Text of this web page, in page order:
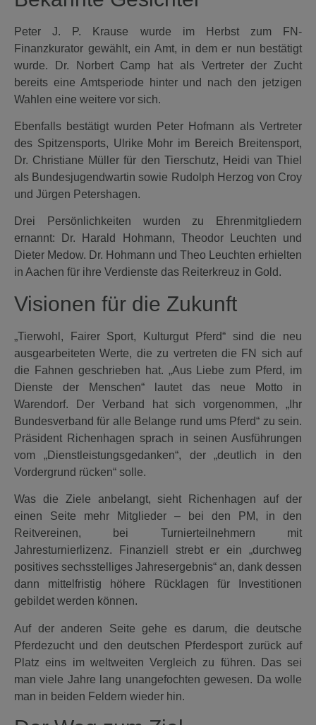
Peter J. P. Krause wurde im Herbst zum FN-
Finanzkurator gewählt, ein Amt, in dem er nun bestätigt
wurde. Dr. Norbert Camp hat als Vertreter der Zucht
bereits eine Amtsperiode hinter und nach den jetzigen
Wahlen eine weitere vor sich.
Ebenfalls bestätigt wurden Peter Hofmann als Vertreter
des Spitzensports, Ulrike Mohr im Bereich Breitensport,
Dr. Christiane Müller für den Tierschutz, Heidi van Thiel
als Bundesjugendwartin sowie Rudolph Herzog von Croy
und Jürgen Petershagen.
Drei Persönlichkeiten wurden zu Ehrenmitgliedern
ernannt: Dr. Harald Hohmann, Theodor Leuchten und
Dieter Medow. Dr. Hohmann und Theo Leuchten erhielten
in Aachen für ihre Verdienste das Reiterkreuz in Gold.
Visionen für die Zukunft
„Tierwohl, Fairer Sport, Kulturgut Pferd“ sind die neu
ausgearbeiteten Werte, die zu vertreten die FN sich auf
die Fahnen geschrieben hat. „Aus Liebe zum Pferd, im
Dienste der Menschen“ lautet das neue Motto in
Warendorf. Der Verband hat sich vorgenommen, „Ihr
Bundesverband für alle Belange rund ums Pferd“ zu sein.
Präsident Richenhagen sprach in seinen Ausführungen
vom „Dienstleistungsgedanken“, der „deutlich in den
Vordergrund rücken“ solle.
Was die Ziele anbelangt, sieht Richenhagen auf der
einen Seite mehr Mitglieder – bei den PM, in den
Reitvereinen, bei Turnierteilnehmern mit
Jahresturnierlizenz. Finanziell strebt er ein „durchweg
positives sechsstelliges Jahresergebnis“ an, dank dessen
dann mittelfristig höhere Rücklagen für Investitionen
gebildet werden können.
Auf der anderen Seite gehe es darum, die deutsche
Pferdezucht und den deutschen Pferdesport zurück auf
Platz eins im weltweiten Vergleich zu führen. Das sei
man viele Jahre lang unangefochten gewesen. Da wolle
man in beiden Feldern wieder hin.